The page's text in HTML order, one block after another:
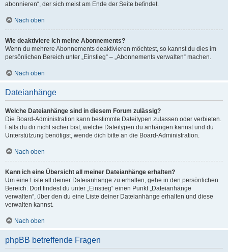
abonnieren“, der sich meist am Ende der Seite befindet.
Nach oben
Wie deaktiviere ich meine Abonnements?
Wenn du mehrere Abonnements deaktivieren möchtest, so kannst du dies im
persönlichen Bereich unter „Einstieg“ – „Abonnements verwalten“ machen.
Nach oben
Dateianhänge
Welche Dateianhänge sind in diesem Forum zulässig?
Die Board-Administration kann bestimmte Dateitypen zulassen oder verbieten.
Falls du dir nicht sicher bist, welche Dateitypen du anhängen kannst und du
Unterstützung benötigst, wende dich bitte an die Board-Administration.
Nach oben
Kann ich eine Übersicht all meiner Dateianhänge erhalten?
Um eine Liste all deiner Dateianhänge zu erhalten, gehe in den persönlichen
Bereich. Dort findest du unter „Einstieg“ einen Punkt „Dateianhänge
verwalten“, über den du eine Liste deiner Dateianhänge erhalten und diese
verwalten kannst.
Nach oben
phpBB betreffende Fragen